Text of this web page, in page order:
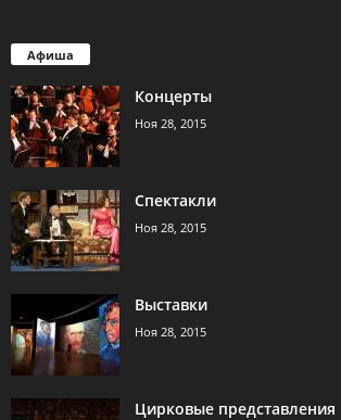
Афиша
Концерты
Ноя 28, 2015
Спектакли
Ноя 28, 2015
Выставки
Ноя 28, 2015
Цирковые представления